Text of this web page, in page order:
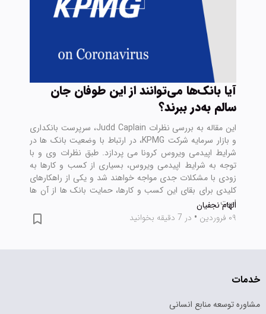
آیا بانک‌ها می‌توانند از این طوفان جان
سالم به‌در ببرند؟
این مقاله به بررسی نظرات Judd Caplain، سرپرست بانکداری
و بازار سرمایه شرکت KPMG، در ارتباط با وضعیت بانک ها در
شرایط اپیدمی ویروس کرونا می پردازد. طبق نظرات وی و با
توجه به شرایط اپیدمی ویروس، بسیاری از کسب و کارها به
زودی با مشکلات جدی مواجه خواهند شد و یکی از راهکارهای
کلیدی برای بقای این کسب و کارها، حمایت بانک ها از آن ها
است.
الهام نجفیان
۰۹ فروردین
• در 7 دقیقه بخوانید
خدمات
مشاوره توسعه منابع انسانی